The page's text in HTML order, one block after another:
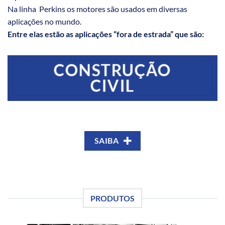
Na linha Perkins os motores são usados em diversas
aplicações no mundo.
Entre elas estão as aplicações “fora de estrada” que são:
CONSTRUÇÃO
CIVIL
SAIBA
PRODUTOS